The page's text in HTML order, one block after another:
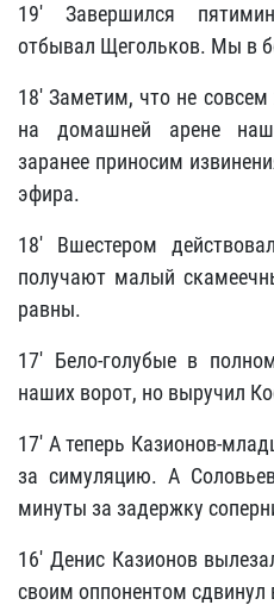
19' Завершился
отбывал Щегольков. Мы в
18' Заметим, что не совсем
на домашней арене
заранее приносим
эфира.
18' Вшестером
получают малый
равны.
17' Бело-голубые в
наших ворот, но выручил
17' А теперь Казионов-
за симуляцию. А
минуты за задержку
16' Денис Казионов
своим оппонентом сдвинул